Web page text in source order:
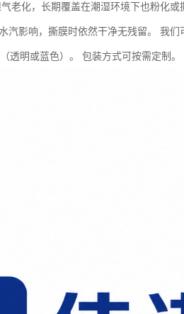
老化，长期覆盖在潮湿环境下也粉化
汽影响，撕膜时依然干净无残留。 我们
透明或蓝色）。 包装方式可按需定制。